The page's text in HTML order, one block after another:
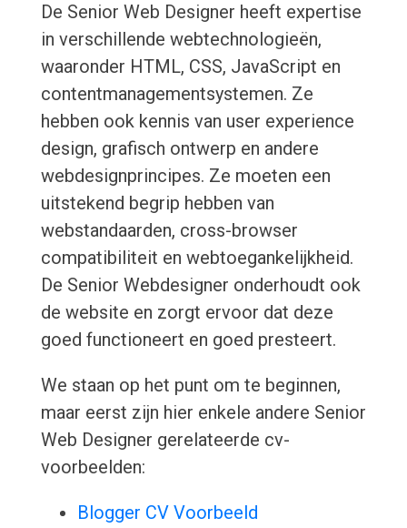
De Senior Web Designer heeft expertise
in verschillende webtechnologieën,
waaronder HTML, CSS, JavaScript en
contentmanagementsystemen. Ze
hebben ook kennis van user experience
design, grafisch ontwerp en andere
webdesignprincipes. Ze moeten een
uitstekend begrip hebben van
webstandaarden, cross-browser
compatibiliteit en webtoegankelijkheid.
De Senior Webdesigner onderhoudt ook
de website en zorgt ervoor dat deze
goed functioneert en goed presteert.
We staan op het punt om te beginnen,
maar eerst zijn hier enkele andere Senior
Web Designer gerelateerde cv-
voorbeelden:
Blogger CV Voorbeeld